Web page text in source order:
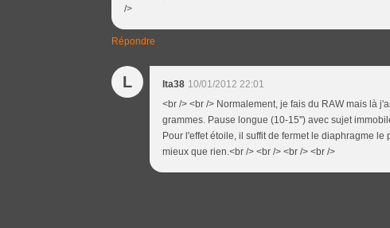
/>
Répondre
L lta38 10/01/2012 22:01
<br /> <br /> Normalement, je fais du RAW mais là
grammes. Pause longue (10-15'') avec sujet
Pour l'effet étoile, il suffit de fermet le diaphragme
mieux que rien.<br /> <br /> <br /> <br />